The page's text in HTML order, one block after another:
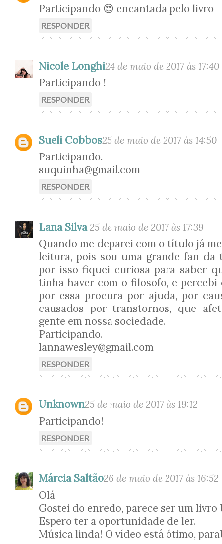
Participando 😍 encantada pelo livro
RESPONDER
Nicole Longhi24 de maio de 2017 às 17:40
Participando !
RESPONDER
Sueli Cobbos25 de maio de 2017 às 14:50
Participando.
suquinha@gmail.com
RESPONDER
Lana Silva 25 de maio de 2017 às 17:39
Quando me deparei com o título já
leitura, pois sou uma grande fan da
por isso fiquei curiosa para saber
tinha haver com o filosofo, e percebi
por essa procura por ajuda, por
causados por transtornos, que
gente em nossa sociedade.
Participando.
lannawesley@gmail.com
RESPONDER
Unknown25 de maio de 2017 às 19:12
Participando!
RESPONDER
Márcia Saltão26 de maio de 2017 às 16:52
Olá.
Gostei do enredo, parece ser um livro
Espero ter a oportunidade de ler.
Música linda! O vídeo está ótimo,